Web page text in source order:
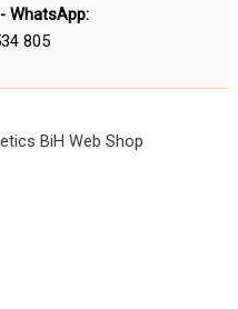
WhatsApp:
805
BiH Web Shop